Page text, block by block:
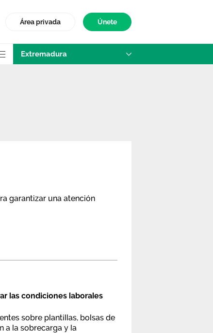
Área privada
Únete
Extremadura
garantizar una atención
las condiciones laborales
sobre plantillas, bolsas de
a la sobrecarga y la